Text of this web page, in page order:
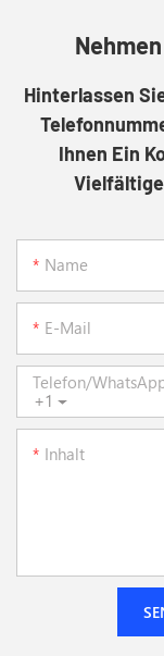
Hinterlassen
Ihnen Ein
Name
E-Mail
+1
Telefon/
Inhalt